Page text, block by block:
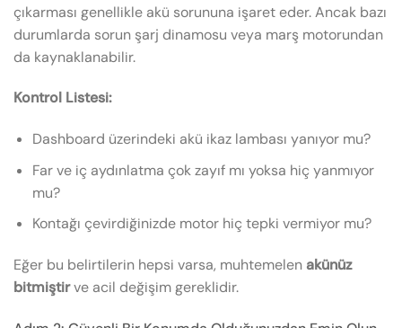
çıkarması genellikle akü sorununa işaret eder. Ancak bazı
durumlarda sorun şarj dinamosu veya marş motorundan
da kaynaklanabilir.
Kontrol Listesi:
Dashboard üzerindeki akü ikaz lambası yanıyor mu?
Far ve iç aydınlatma çok zayıf mı yoksa hiç yanmıyor
mu?
Kontağı çevirdiğinizde motor hiç tepki vermiyor mu?
Eğer bu belirtilerin hepsi varsa, muhtemelen akünüz
bitmiştirve acil değişim gereklidir.